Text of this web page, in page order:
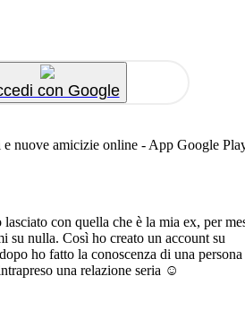
con Google
nuove amicizie online - App Google
con quella che è la mia ex, per
su nulla. Così ho creato un account su
ho fatto la conoscenza di una persona
una relazione seria ☺️